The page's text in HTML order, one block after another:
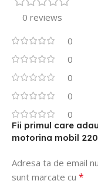
0 reviews
0
0
0
0
0
Fii primul care
motorina mobil
Adresa ta de email
sunt marcate cu *